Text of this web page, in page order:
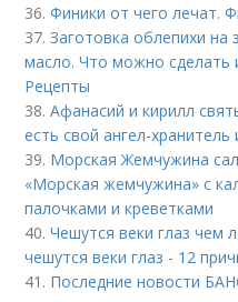
36.Финики от чего лечат.
37.Заготовка облепихи на
масло. Что можно сделать
Рецепты
38.Афанасий и кирилл
есть свой ангел-хранитель
39. Морская Жемчужина
«Морская жемчужина» с
палочками и креветками
40.Чешутся веки глаз чем
чешутся веки глаз - 12
41. Последние новости